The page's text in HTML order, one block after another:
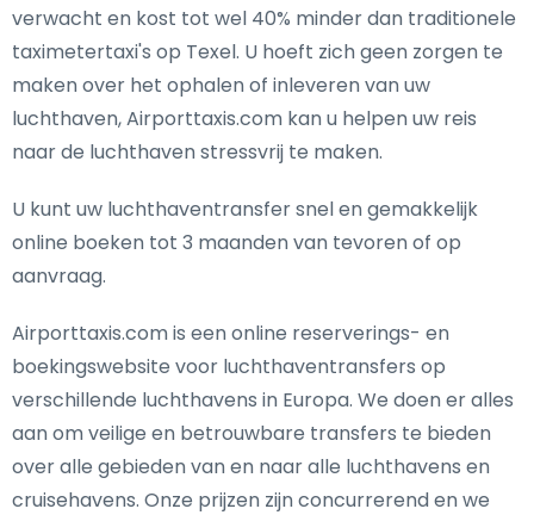
verwacht en kost tot wel 40% minder dan traditionele
taximetertaxi's op Texel. U hoeft zich geen zorgen te
maken over het ophalen of inleveren van uw
luchthaven, Airporttaxis.com kan u helpen uw reis
naar de luchthaven stressvrij te maken.
U kunt uw luchthaventransfer snel en gemakkelijk
online boeken tot 3 maanden van tevoren of op
aanvraag.
Airporttaxis.com is een online reserverings- en
boekingswebsite voor luchthaventransfers op
verschillende luchthavens in Europa. We doen er alles
aan om veilige en betrouwbare transfers te bieden
over alle gebieden van en naar alle luchthavens en
cruisehavens. Onze prijzen zijn concurrerend en we